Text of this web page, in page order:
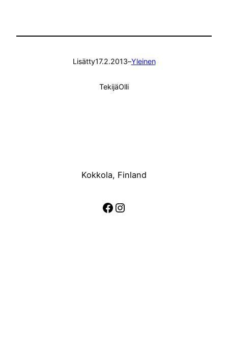
Lisätty17.2.2013–Yleinen
TekijäOlli
Kokkola, Finland
Facebook
Instagram